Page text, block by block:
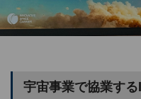
宇宙事業で協業す